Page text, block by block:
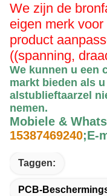
We zijn de
eigen merk
product
((spanning,
We kunnen u een
markt bieden als
alstublieftaarzel
nemen.
Mobiele &
15387469240;E-
Taggen:
PCB-